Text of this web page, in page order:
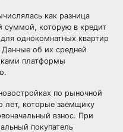
как разница
суммой, которую в кредит
однокомнатных квартир
об их средней
платформы
по рыночной
лет, которые заемщику
взнос. При
покупатель